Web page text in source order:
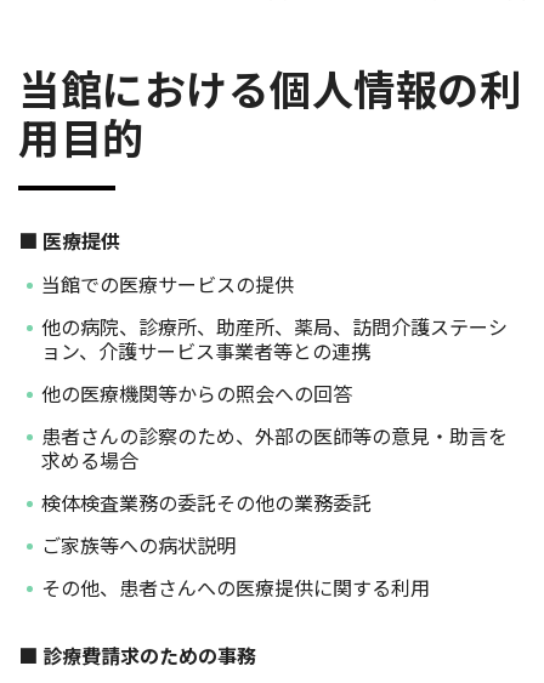
当館における個人情報の利
用目的
■ 医療提供
当館での医療サービスの提供
他の病院、診療所、助産所、薬局、訪問介護ステーシ
ョン、介護サービス事業者等との連携
他の医療機関等からの照会への回答
患者さんの診察のため、外部の医師等の意見・助言を
求める場合
検体検査業務の委託その他の業務委託
ご家族等への病状説明
その他、患者さんへの医療提供に関する利用
■ 診療費請求のための事務